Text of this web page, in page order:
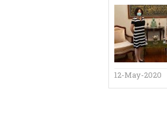
12-May-2020